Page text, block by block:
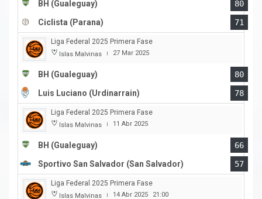
BH (Gualeguay)
80
Ciclista (Parana)
71
Liga Federal 2025 Primera Fase
Islas Malvinas | 27 Mar 2025
BH (Gualeguay)
80
Luis Luciano (Urdinarrain)
78
Liga Federal 2025 Primera Fase
Islas Malvinas | 11 Abr 2025
BH (Gualeguay)
66
Sportivo San Salvador (San Salvador)
57
Liga Federal 2025 Primera Fase
Islas Malvinas | 14 Abr 2025 21:00